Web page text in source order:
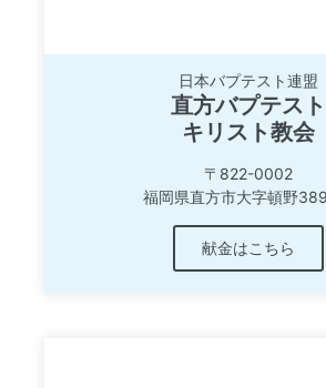
日本バプテスト連盟
直方バプテスト
キリスト教会
〒822-0002
福岡県直方市大字頓野
献金はこちら